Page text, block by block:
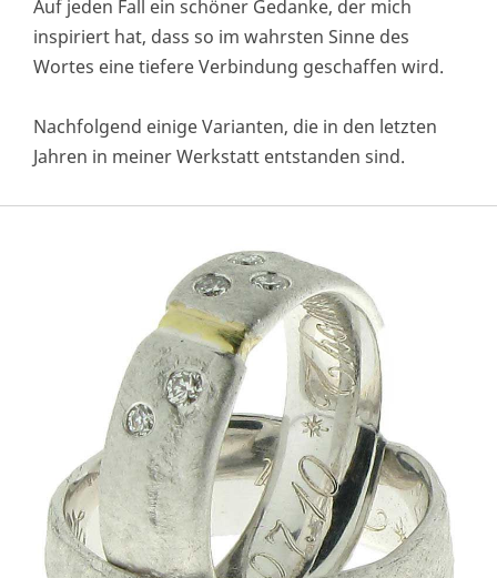
Auf jeden Fall ein schöner Gedanke, der mich
inspiriert hat, dass so im wahrsten Sinne des
Wortes eine tiefere Verbindung geschaffen wird.
Nachfolgend einige Varianten, die in den letzten
Jahren in meiner Werkstatt entstanden sind.